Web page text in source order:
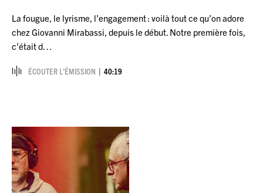
La fougue, le lyrisme, l’engagement : voilà tout ce qu’on adore
chez Giovanni Mirabassi, depuis le début. Notre première fois,
c’était d…
ÉCOUTER L’ÉMISSION 40:19